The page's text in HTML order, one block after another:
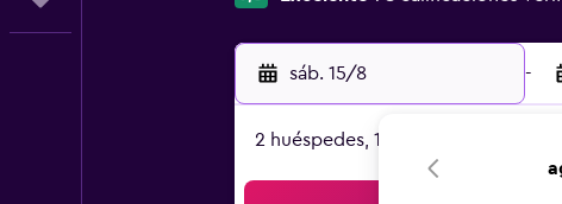
sáb. 15/8 -
2 huéspedes, 1 habitación